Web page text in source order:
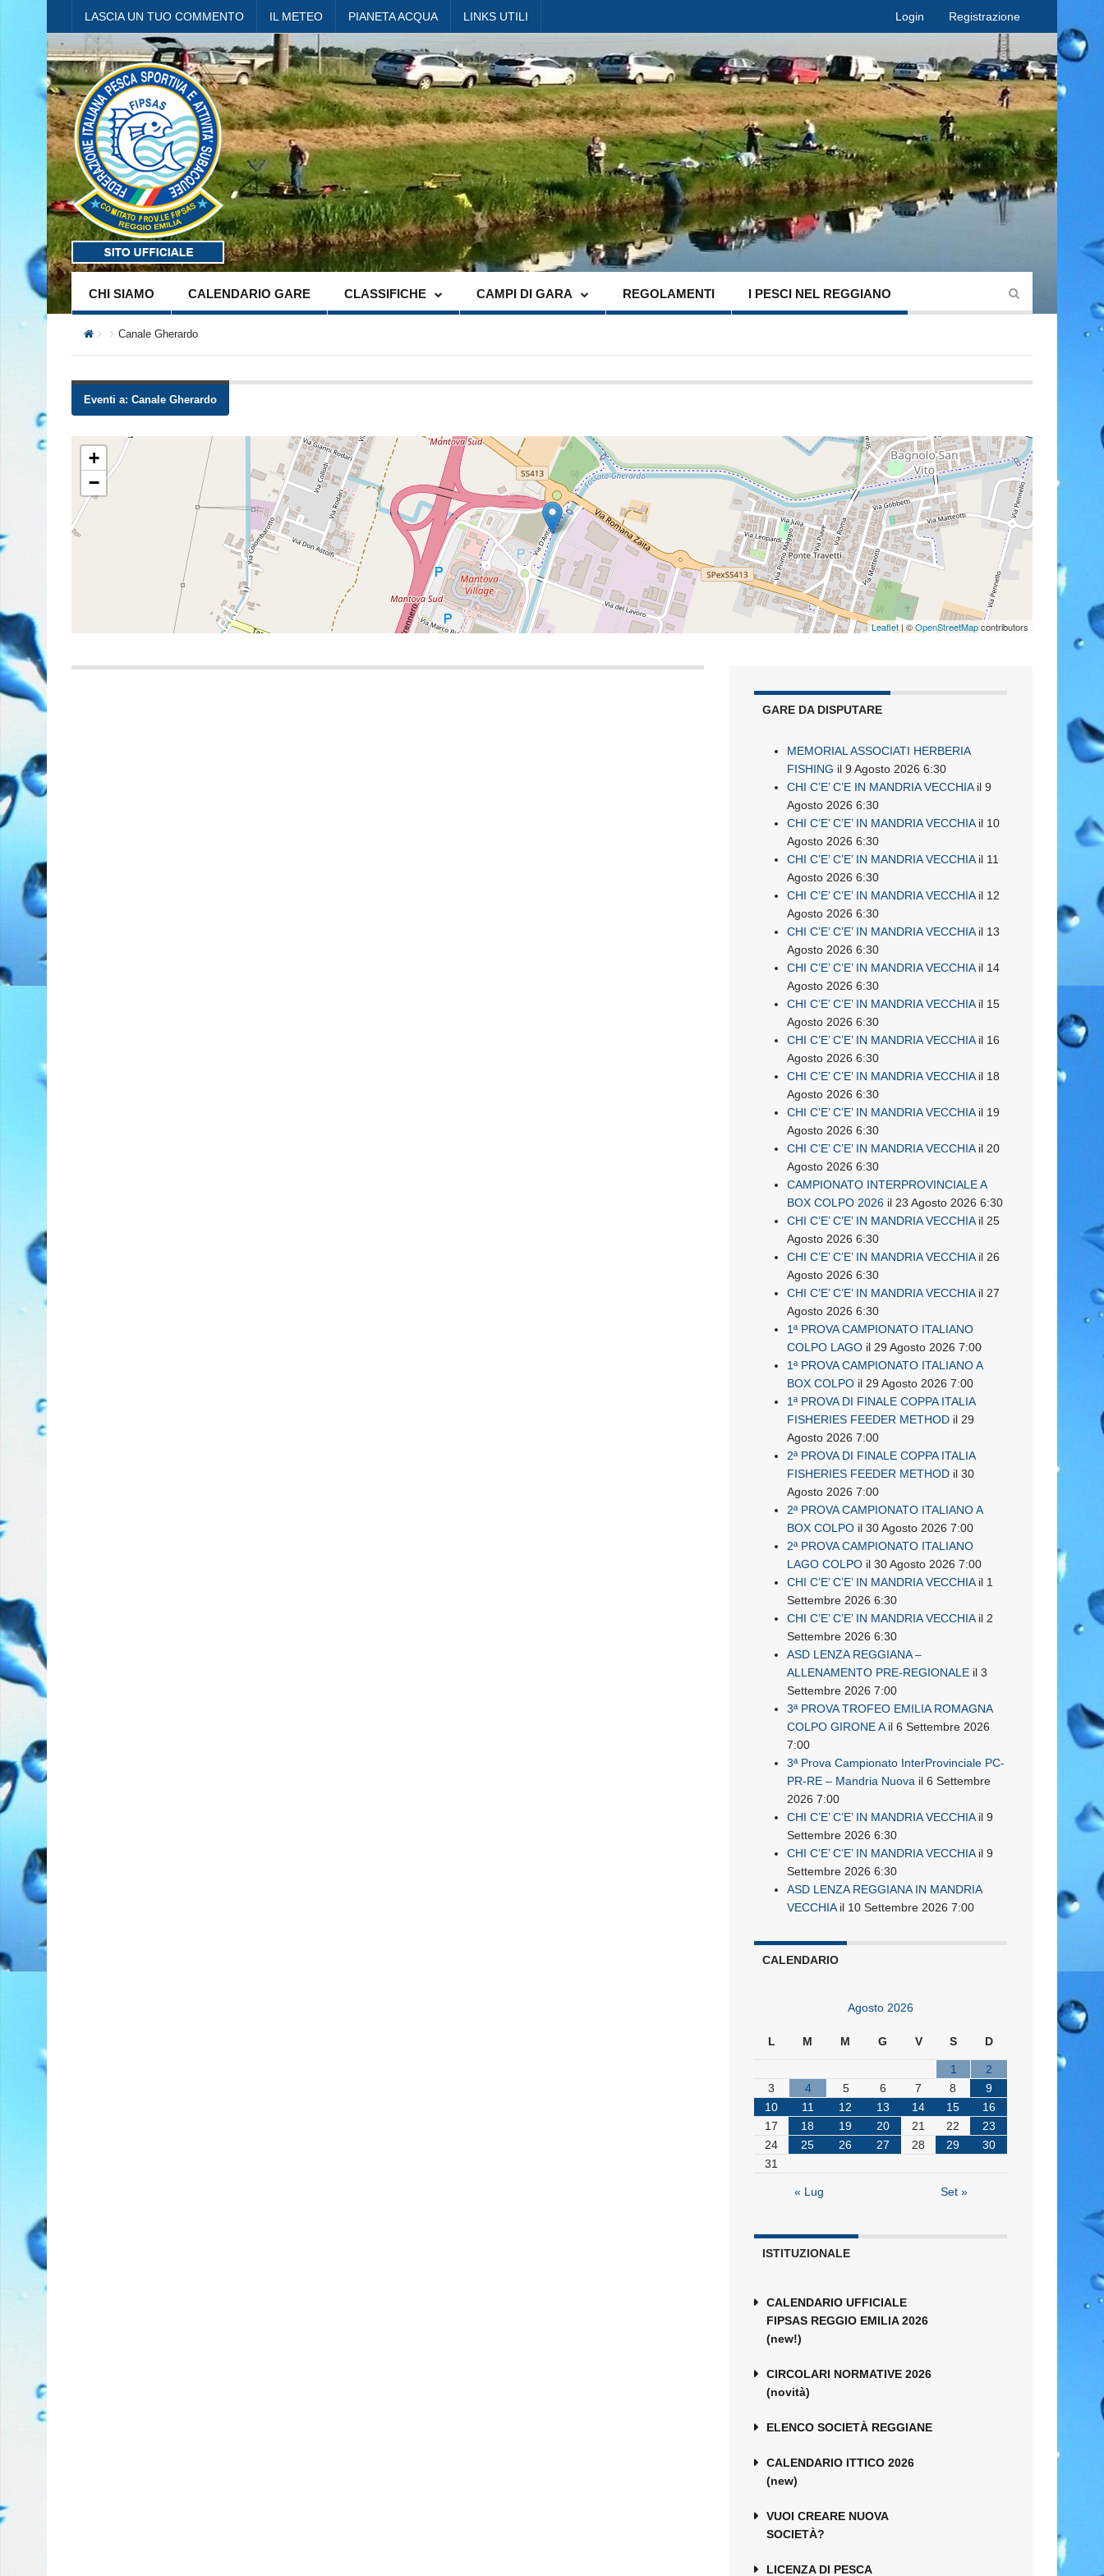
LASCIA UN TUO COMMENTO IL METEO PIANETA ACQUA LINKS UTILI Login Registrazione
CHI SIAMO CALENDARIO GARE CLASSIFICHE CAMPI DI GARA REGOLAMENTI I PESCI NEL REGGIANO
Canale Gherardo
Eventi a: Canale Gherardo
+
−
Leaflet| ©OpenStreetMapcontributors
GARE DA DISPUTARE
MEMORIAL ASSOCIATI HERBERIA
FISHING il 9 Agosto 2026 6:30
CHI C’E’ C’E IN MANDRIA VECCHIAil 9
Agosto 2026 6:30
CHI C’E’ C’E’ IN MANDRIA VECCHIAil 10
Agosto 2026 6:30
CHI C’E’ C’E’ IN MANDRIA VECCHIAil 11
Agosto 2026 6:30
CHI C’E’ C’E’ IN MANDRIA VECCHIAil 12
Agosto 2026 6:30
CHI C’E’ C’E’ IN MANDRIA VECCHIAil 13
Agosto 2026 6:30
CHI C’E’ C’E’ IN MANDRIA VECCHIAil 14
Agosto 2026 6:30
CHI C’E’ C’E’ IN MANDRIA VECCHIAil 15
Agosto 2026 6:30
CHI C’E’ C’E’ IN MANDRIA VECCHIAil 16
Agosto 2026 6:30
CHI C’E’ C’E’ IN MANDRIA VECCHIAil 18
Agosto 2026 6:30
CHI C’E’ C’E’ IN MANDRIA VECCHIAil 19
Agosto 2026 6:30
CHI C’E’ C’E’ IN MANDRIA VECCHIAil 20
Agosto 2026 6:30
CAMPIONATO INTERPROVINCIALE A
BOX COLPO 2026 il 23 Agosto 2026 6:30
CHI C’E’ C’E’ IN MANDRIA VECCHIAil 25
Agosto 2026 6:30
CHI C’E’ C’E’ IN MANDRIA VECCHIAil 26
Agosto 2026 6:30
CHI C’E’ C’E’ IN MANDRIA VECCHIAil 27
Agosto 2026 6:30
1ª PROVA CAMPIONATO ITALIANO
COLPO LAGO il 29 Agosto 2026 7:00
1ª PROVA CAMPIONATO ITALIANO A
BOX COLPO il 29 Agosto 2026 7:00
1ª PROVA DI FINALE COPPA ITALIA
FISHERIES FEEDER METHOD il 29
Agosto 2026 7:00
2ª PROVA DI FINALE COPPA ITALIA
FISHERIES FEEDER METHOD il 30
Agosto 2026 7:00
2ª PROVA CAMPIONATO ITALIANO A
BOX COLPO il 30 Agosto 2026 7:00
2ª PROVA CAMPIONATO ITALIANO
LAGO COLPO il 30 Agosto 2026 7:00
CHI C’E’ C’E’ IN MANDRIA VECCHIAil 1
Settembre 2026 6:30
CHI C’E’ C’E’ IN MANDRIA VECCHIAil 2
Settembre 2026 6:30
ASD LENZA REGGIANA –
ALLENAMENTO PRE-REGIONALE il 3
Settembre 2026 7:00
3ª PROVA TROFEO EMILIA ROMAGNA
COLPO GIRONE Ail 6 Settembre 2026
7:00
3ª Prova Campionato InterProvinciale PC-
PR-RE – Mandria Nuova il 6 Settembre
2026 7:00
CHI C’E’ C’E’ IN MANDRIA VECCHIAil 9
Settembre 2026 6:30
CHI C’E’ C’E’ IN MANDRIA VECCHIAil 9
Settembre 2026 6:30
ASD LENZA REGGIANA IN MANDRIA
VECCHIAil 10 Settembre 2026 7:00
CALENDARIO
Agosto 2026
L M M G V S D
1
2
3
4 5 6 7 8
9
10
11 12 13 14 15
16
17
18 19 20 21 22
23
24
25 26 27 28 29
30
31
« Lug Set »
ISTITUZIONALE
CALENDARIO UFFICIALE
FIPSAS REGGIO EMILIA 2026
(new!)
CIRCOLARI NORMATIVE 2026
(novità)
ELENCO SOCIETÀ REGGIANE
CALENDARIO ITTICO 2026
(new)
VUOI CREARE NUOVA
SOCIETÀ?
LICENZA DI PESCA